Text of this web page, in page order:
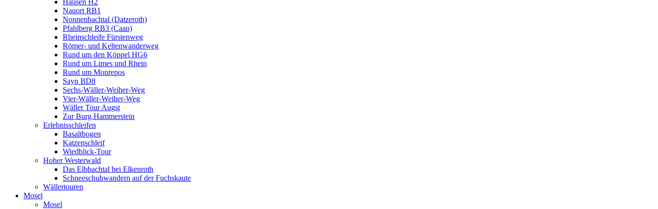
Hausen H2
Nauort RB1
Nonnenbachtal (Datzeroth)
Pfahlberg RB3 (Caan)
Rheinschleife Fürstenweg
Römer- und Keltenwanderweg
Rund um den Köppel HG6
Rund um Limes und Rhein
Rund um Monrepos
Sayn BD8
Sechs-Wäller-Weiher-Weg
Vier-Wäller-Weiher-Weg
Wäller Tour Augst
Zur Burg Hammerstein
Erlebnisschleifen
Basaltbogen
Katzenschleif
Wiedblick-Tour
Hoher Westerwald
Das Elbbachtal bei Elkenroth
Schneeschuhwandern auf der Fuchskaute
Wällertouren
Mosel
Mosel